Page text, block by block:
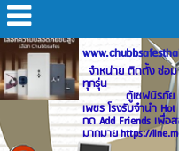
จำหน่าย ติดตั้ง ซ่อม
ทุ
ตู้เซฟนิรภัย บานป
เพชร โรงรับ
กด Add Friends เพื่
มากมาย https://